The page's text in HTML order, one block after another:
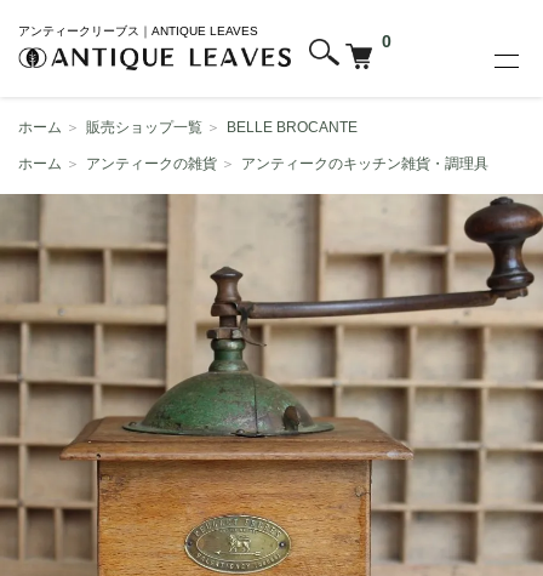
アンティークリーブス｜ANTIQUE LEAVES
0
ホーム ＞ 販売ショップ一覧 ＞ BELLE BROCANTE
ホーム ＞ アンティークの雑貨 ＞ アンティークのキッチン雑貨・調理具